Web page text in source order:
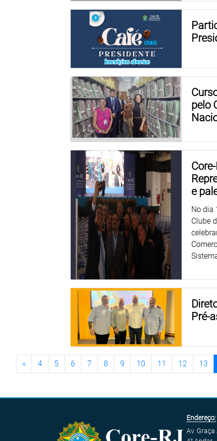
pelo
e
No dia
Clube
Pré-
« 4 5 6 7 8 9 10 11 12 13
Endereço:
Av.